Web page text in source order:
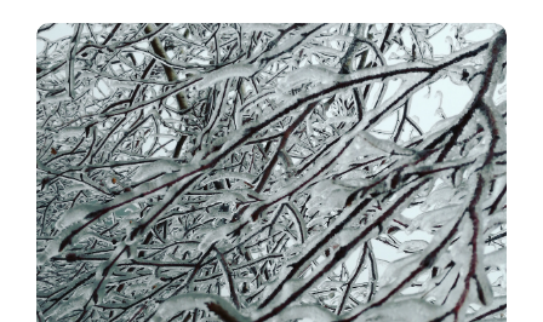
Novo relato Login